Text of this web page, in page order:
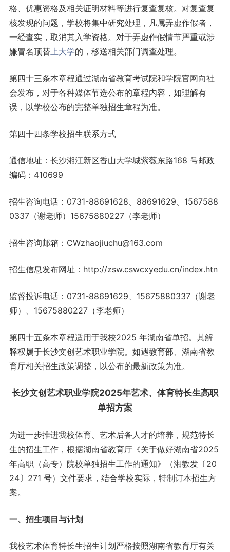
格、优惠资格及相关证明材料等进行复查复核。对复查复
核发现的问题，学校将集中研究处理，凡属弄虚作假者，
一经查实，取消其入学资格。对于弄虚作假情节严重或涉
嫌冒名顶替上大学的，移送相关部门调查处理。
第四十三条本章程通过湖南省教育考试院和学院官网向社
会发布，对于各种媒体节选公布的章程内容，如理解有
误，以学校公布的完整单独招生章程为准。
第四十四条学校招生联系方式
通信地址：长沙湘江新区香山大学城紫薇东路168 号邮政
编码：410699
招生咨询电话：0731-88691628、88691629、1567588
0337（谢老师）15675880227（李老师）
招生咨询邮箱：CWzhaojiuchu@163.com
招生信息发布网址：http://zsw.cswcxyedu.cn/index.htn
监督投诉电话：0731-88691629、15675880337（谢老
师）、15675880227（李老师）
第四十五条本章程适用于我校2025 年湖南省单招。其解
释权属于长沙文创艺术职业学院。如遇教育部、湖南省教
育厅相关招生政策调整，以公布的最新政策为准。
长沙文创艺术职业学院2025年艺术、体育特长生高职
单招方案
为进一步推进我校体育、艺术后备人才的培养，规范特长
生的招生工作，根据湖南省教育厅《关于做好湖南省2025
年高职（高专）院校单独招生工作的通知》（湘教发〔20
24〕271 号）文件要求，结合学校实际，特制订本招生方
案。
一、招生项目与计划
我校艺术体育特长生招生计划严格按照湖南省教育厅有关